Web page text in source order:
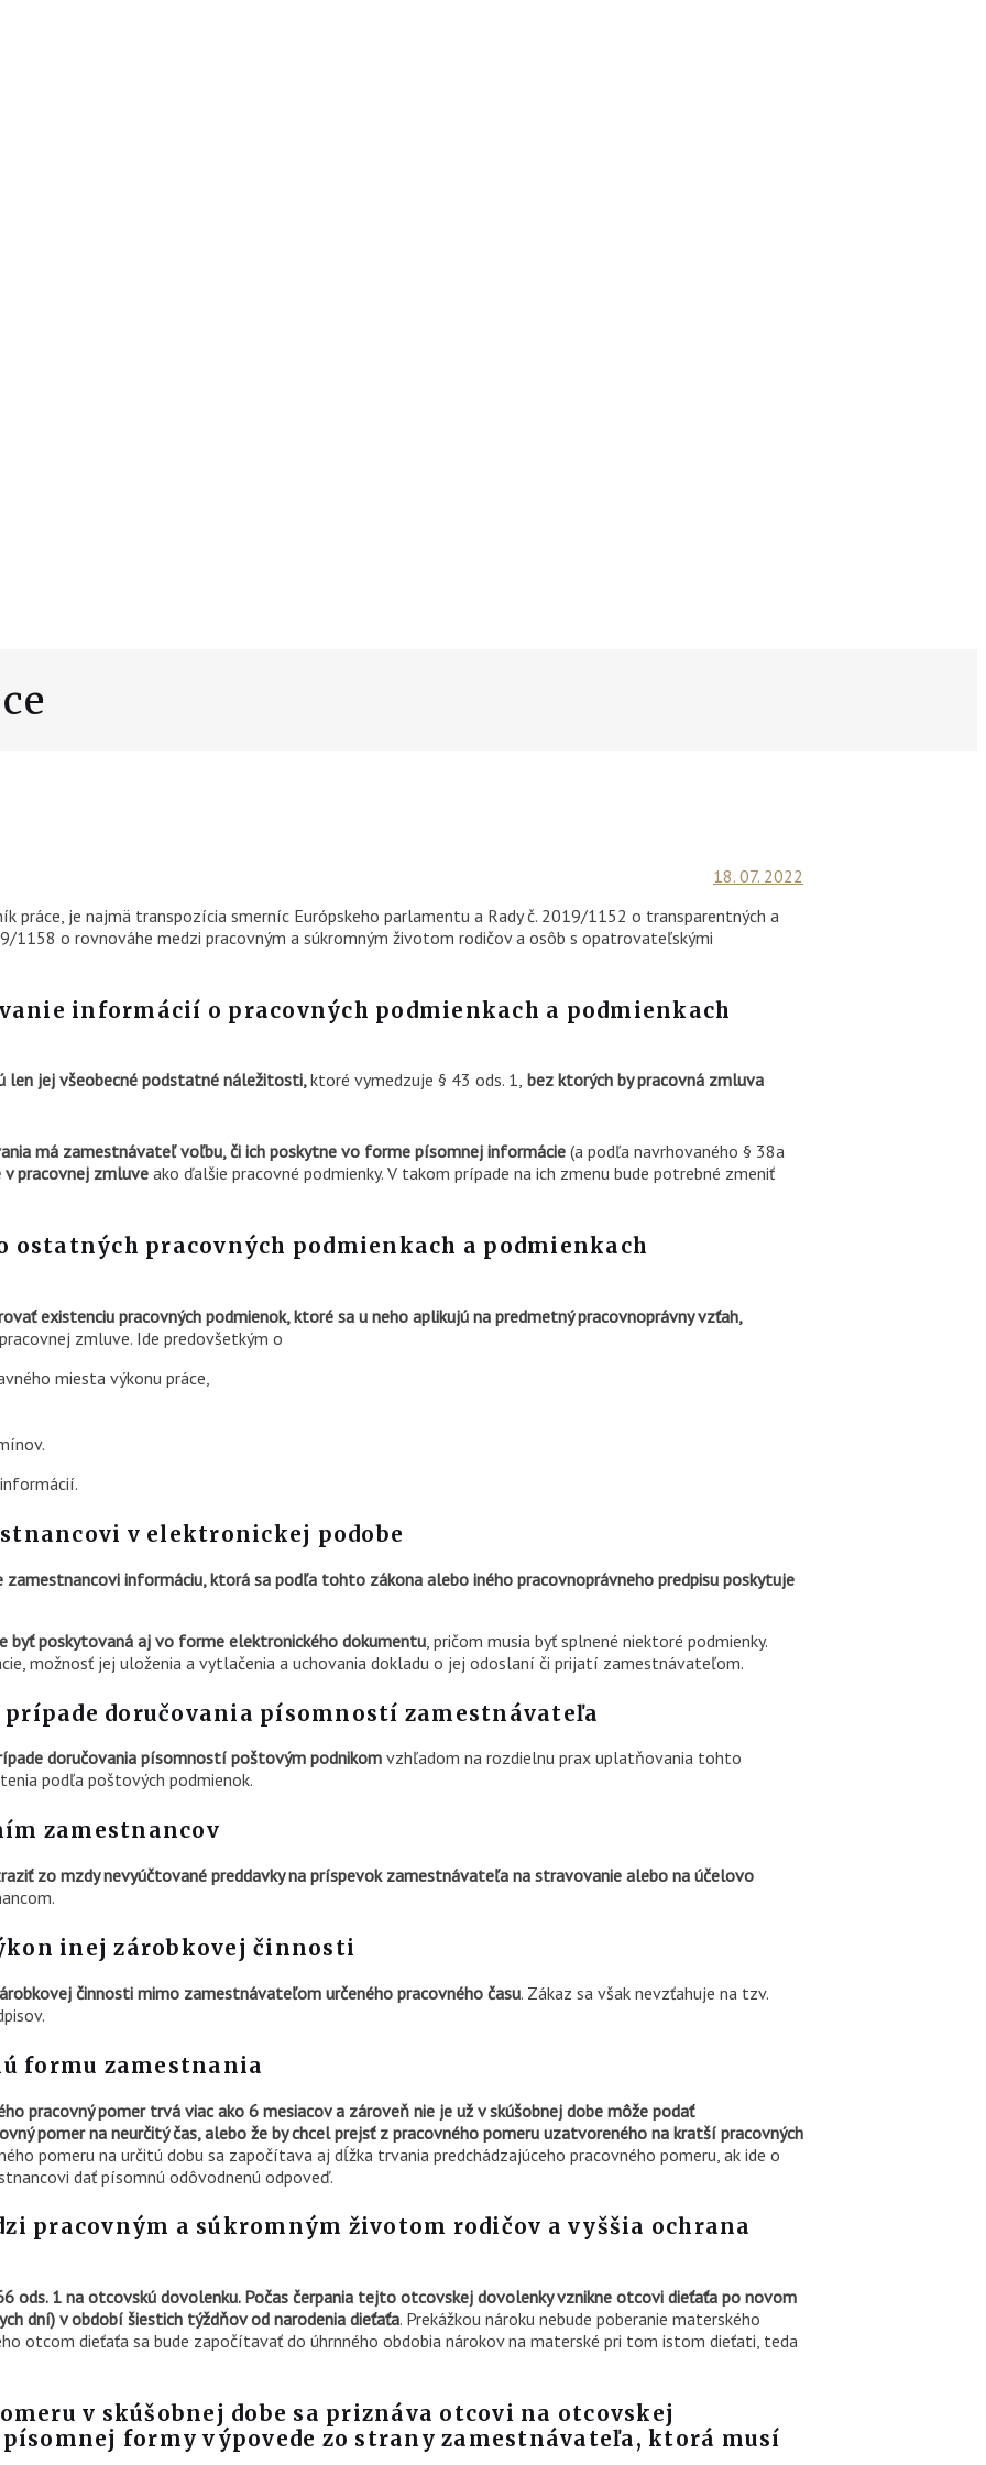
18. 07. 2022
práce, je najmä transpozícia smerníc Európskeho parlamentu a Rady č. 2019/1152 o transparentných a
1158 o rovnováhe medzi pracovným a súkromným životom rodičov a osôb s opatrovateľskými
informácií o pracovných podmienkach a podmienkach
len jej všeobecné podstatné náležitosti,ktoré vymedzuje § 43 ods. 1, bez ktorých by pracovná zmluva
má zamestnávateľ voľbu, či ich poskytne vo forme písomnej informácie (a podľa navrhovaného § 38a
v pracovnej zmluve ako ďalšie pracovné podmienky. V takom prípade na ich zmenu bude potrebné zmeniť
pracovných podmienkach a podmienkach
existenciu pracovných podmienok, ktoré sa u neho aplikujú na predmetný pracovnoprávny vzťah,
zmluve. Ide predovšetkým o
miesta výkonu práce,
v elektronickej podobe
informáciu, ktorá sa podľa tohto zákona alebo iného pracovnoprávneho predpisu poskytuje
byť poskytovaná aj vo forme elektronického dokumentu , pričom musia byť splnené niektoré podmienky.
možnosť jej uloženia a vytlačenia a uchovania dokladu o jej odoslaní či prijatí zamestnávateľom.
doručovania písomností zamestnávateľa
doručovania písomností poštovým podnikom vzhľadom na rozdielnu prax uplatňovania tohto
podľa poštových podmienok.
zamestnancov
zo mzdy nevyúčtované preddavky na príspevok zamestnávateľa na stravovanie alebo na účelovo
inej zárobkovej činnosti
činnosti mimo zamestnávateľom určeného pracovného času. Zákaz sa však nevzťahuje na tzv.
formu zamestnania
pracovný pomer trvá viac ako 6 mesiacov a zároveň nie je už v skúšobnej dobe môže podať
pomer na neurčitý čas, alebo že by chcel prejsť z pracovného pomeru uzatvoreného na kratší pracovných
pomeru na určitú dobu sa započítava aj dĺžka trvania predchádzajúceho pracovného pomeru, ak ide o
dať písomnú odôvodnenú odpoveď.
pracovným a súkromným životom rodičov a vyššia ochrana
ods. 1 na otcovskú dovolenku. Počas čerpania tejto otcovskej dovolenky vznikne otcovi dieťaťa po novom
dní) v období šiestich týždňov od narodenia dieťaťa. Prekážkou nároku nebude poberanie materského
otcom dieťaťa sa bude započítavať do úhrnného obdobia nárokov na materské pri tom istom dieťati, teda
v skúšobnej dobe sa priznáva otcovi na otcovskej
formy výpovede zo strany zamestnávateľa, ktorá musí